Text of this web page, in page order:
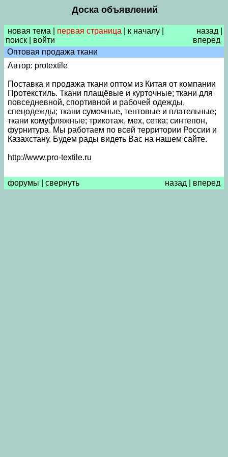
Доска объявлений
новая тема первая страница к началу
поиск
войти
назад
вперед
Оптовая продажа ткани
Автор: protextile
Поставка и продажа ткани оптом из Китая от компании
Протекстиль. Ткани плащёвые и курточные; ткани для
повседневной, спортивной и рабочей одежды,
спецодежды; ткани сумочные, тентовые и плательные;
ткани комуфляжные; трикотаж, мех, сетка; синтепон,
фурнитура. Мы работаем по всей территории России и
Казахстану. Будем рады видеть Вас на нашем сайте.
http://www.pro-textile.ru
форумы свернуть назад вперед